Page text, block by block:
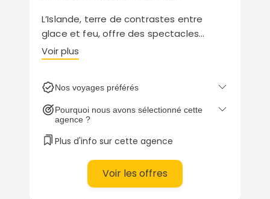
L’Islande, terre de contrastes entre
glace et feu, offre des spectacles
naturels uniques : geysers, aurores
boréales, fjords sauvages et détente au
temps d’un week-end pour une
aventure hors des sentiers battus,
grâce aux conseils des experts Cercle
des voyages !
Voir plus
Nos voyages préférés
Pourquoi nous avons sélectionné cette
agence ?
Plus d'info sur cette agence
Voir les offres